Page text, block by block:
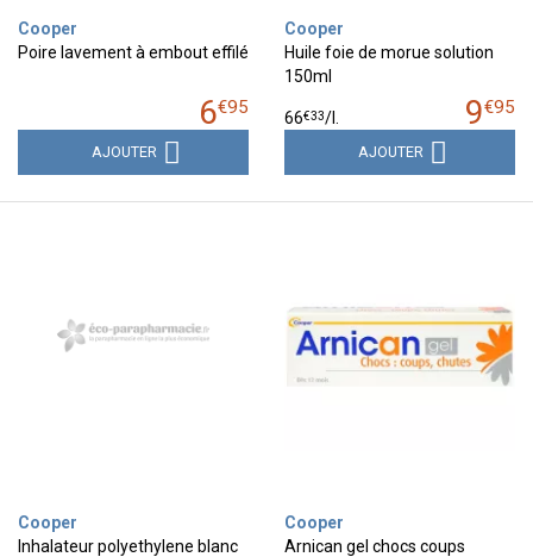
Cooper
Poire lavement à embout effilé
6€95
AJOUTER
Cooper
Huile foie de morue solution
150ml
9€95
66€33/
AJOUTER
Cooper
Inhalateur polyethylene blanc
Cooper
Arnican gel chocs coups